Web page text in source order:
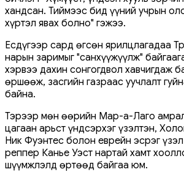
хандсан. Тиймээс бид үүний учрын
хүртэл явах болно" гэжээ.
Есдүгээр сард өгсөн ярилцлагадаа
нарын заримыг "санхүүжүүлж"
хэрвээ дахин сонгогдвол хавчигдаж
өршөөж, засгийн газраас уучлалт
байна.
Тэрээр мөн өөрийн Мар-а-Лаго
цагаан арьст үндсэрхэг үзэлтэн,
Ник Фуэнтес болон еврейн эсрэг
реппер Канье Уэст нартай хамт
шүүмжлэлд өртөөд байгаа юм.